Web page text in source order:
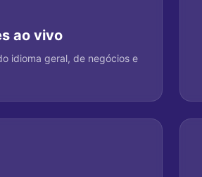
ao vivo
idioma geral, de negócios e